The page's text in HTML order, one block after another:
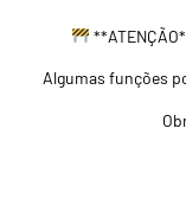
Algumas funções